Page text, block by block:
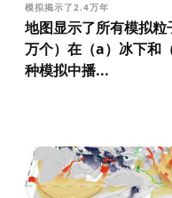
模拟揭示了2.4万年
地图显示了所有模拟
万个）在（a）冰下和
种模拟中播...